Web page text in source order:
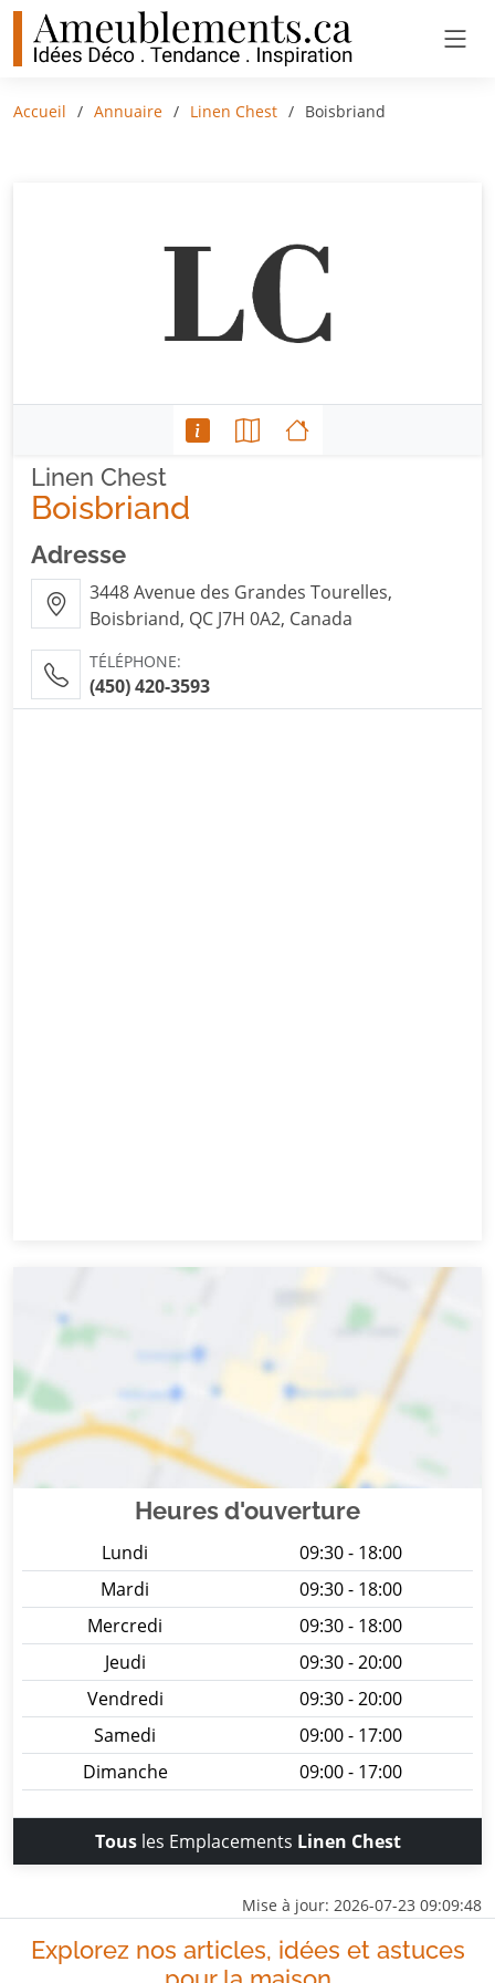
Accueil Annuaire Linen Chest Boisbriand
Linen Chest
Boisbriand
Adresse
3448 Avenue des Grandes Tourelles,
Boisbriand, QC J7H 0A2, Canada
TÉLÉPHONE:
(450) 420-3593
Heures d'ouverture
Lundi
09:30 - 18:00
Mardi
09:30 - 18:00
Mercredi
09:30 - 18:00
Jeudi
09:30 - 20:00
Vendredi
09:30 - 20:00
Samedi
09:00 - 17:00
Dimanche
09:00 - 17:00
Tousles Emplacements Linen Chest
Mise à jour: 2026-07-23 09:09:48
Explorez nos articles, idées et astuces